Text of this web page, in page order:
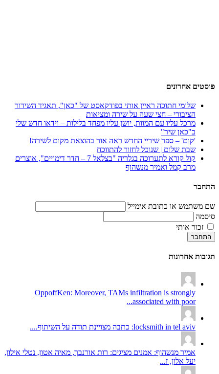
פוסטים אחרונים
שלומי חתוכה ראיין אותי בפודקאסט של "כאן", תאגיד השידור
הציבורי – חצי שעה על שירה ומציאות
מרכל עליו עם המוות, יושן עליו מפחד בלילות – וידאו חדש שלי
ב"כאן שיר"
'קוּם' – ספר שיריי החדש ראה אור בהוצאת מקום לשירה!
שבת שלום | שנוכל לחזור להתווכח
קול קורא לתערוכה בגלריה "בצלאל 7 – חדר דימויים", אוצרים
מרב קמל ואמיר מנשהוף
התחבר
שם משתמש או כתובת אימייל
סיסמה
זכור אותי
התחבר
תגובות אחרונות
OppoffKen: Moreover, TAMs infiltration is strongly
associated with poor...
locksmith in tel aviv: כתבה מצויינת תודה על השיתוף....
אמיר מנשהוף: אמנים מציגים: רות אורנבך, מאיה אטון, נטלי אילון,
יעל אלון, ז...